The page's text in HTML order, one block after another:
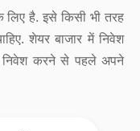
लिए है. इसे किसी भी तरह
शेयर बाजार में निवेश
निवेश करने से पहले अपने